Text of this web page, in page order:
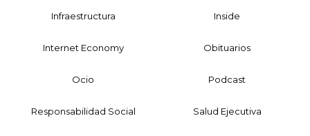
Infraestructura Inside
Internet Economy Obituarios
Ocio Podcast
Responsabilidad Social Salud Ejecutiva